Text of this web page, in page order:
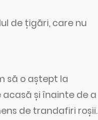
de țigări, care nu
să o aștept la
acasă și înainte de a
de trandafiri roșii.